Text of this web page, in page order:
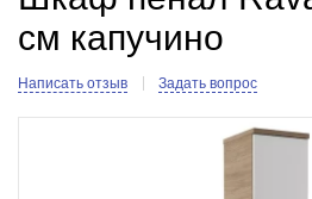
см капучино
Написать отзыв Задать вопрос